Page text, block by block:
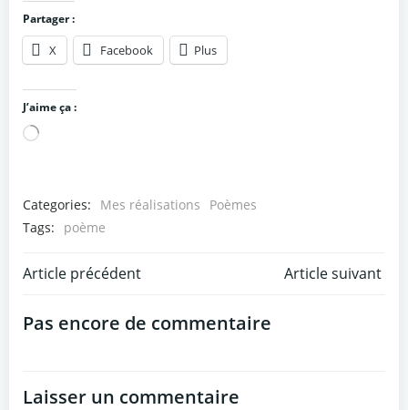
Partager :
X Facebook Plus
J’aime ça :
Chargement…
Categories: Mes réalisations
Poèmes
Tags:
poème
Post
navigation
Article précédent
navigation
Article suivant
Pas encore de commentaire
Laisser un commentaire